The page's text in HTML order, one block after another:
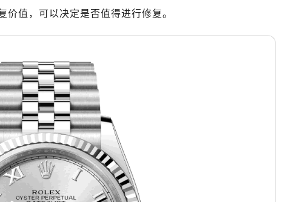
贸易中心写字楼A座13层1304室（需提前预约）
绿地双子塔（中央广场）A1座办公楼14层07室（需提前预约）
际中心写字楼A塔7层704室（需提前预约）
界贸易中心大厦南塔写字楼15层07室（需提前预约）
大厦写字楼17层1701室（需提前预约）
大厦写字楼1座30层05室（需提前预约）
厦写字楼B座11层1104室（需提前预约）
写字楼15层03室（需提前预约）
中心写字楼24层2406B室（需提前预约）
时代广场写字楼9层902室（需提前预约）
值，可以决定是否值得进行修复。